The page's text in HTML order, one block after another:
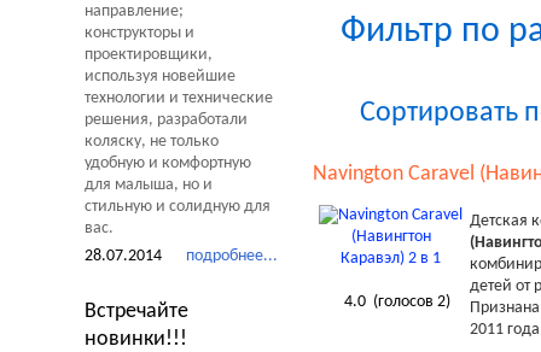
Фильтр по
Сортировать
Navington Caravel
4.0 (голосов2)
Детская
детей от
2011
направление;
конструкторы и
проектировщики,
используя новейшие
технологии и технические
решения, разработали
коляску, не только
удобную и комфортную
для малыша, но и
стильную и солидную для
вас.
подробнее...
28.07.2014
Встречайте
новинки!!!